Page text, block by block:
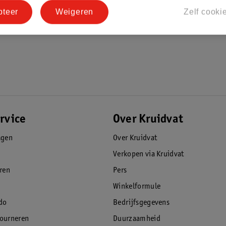
kinderwagenbak, de stoeleenheid of de
Over Kruidvat
Over Kruidvat
Verkopen via Kruidvat
Pers
Winkelformule
Bedrijfsgegevens
Duurzaamheid
Zelf
Weigeren